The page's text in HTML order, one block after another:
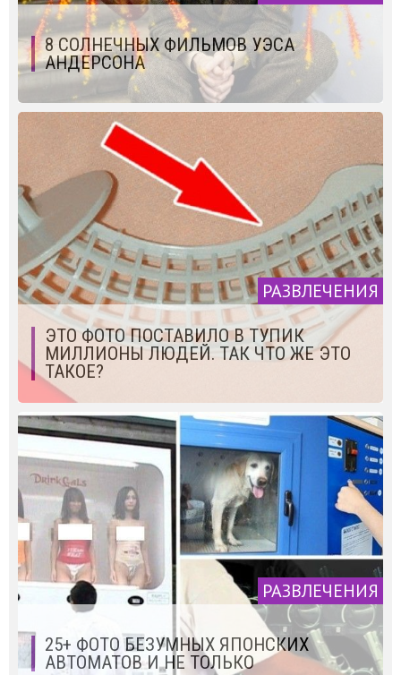
8 СОЛНЕЧНЫХ ФИЛЬМОВ УЭСА
АНДЕРСОНА
РАЗВЛЕЧЕНИЯ
ЭТО ФОТО ПОСТАВИЛО В ТУПИК
МИЛЛИОНЫ ЛЮДЕЙ. ТАК ЧТО ЖЕ ЭТО
ТАКОЕ?
РАЗВЛЕЧЕНИЯ
25+ ФОТО БЕЗУМНЫХ ЯПОНСКИХ
АВТОМАТОВ И НЕ ТОЛЬКО